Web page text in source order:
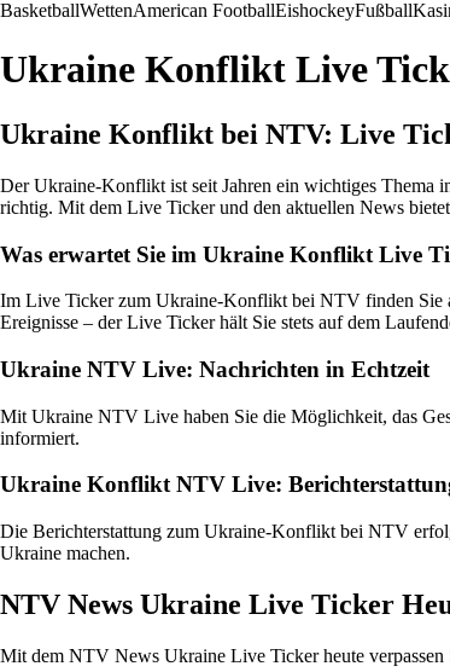
BasketballWettenAmerican FootballEishockeyFußball
Ukraine Konflikt Live
Ukraine Konflikt bei NTV: Live
Der Ukraine-Konflikt ist seit Jahren ein wichtiges Thema
richtig. Mit dem Live Ticker und den aktuellen News
Was erwartet Sie im Ukraine Konflikt Live
Im Live Ticker zum Ukraine-Konflikt bei NTV finden Sie
Ereignisse – der Live Ticker hält Sie stets auf dem
Ukraine NTV Live: Nachrichten in Echtzeit
Mit Ukraine NTV Live haben Sie die Möglichkeit, das
informiert.
Ukraine Konflikt NTV Live:
Die Berichterstattung zum Ukraine-Konflikt bei NTV
Ukraine machen.
NTV News Ukraine Live Ticker
Mit dem NTV News Ukraine Live Ticker heute